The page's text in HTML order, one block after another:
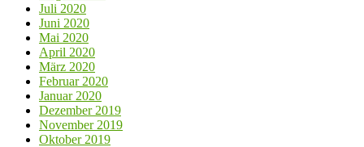
Juli 2020
Juni 2020
Mai 2020
April 2020
März 2020
Februar 2020
Januar 2020
Dezember 2019
November 2019
Oktober 2019